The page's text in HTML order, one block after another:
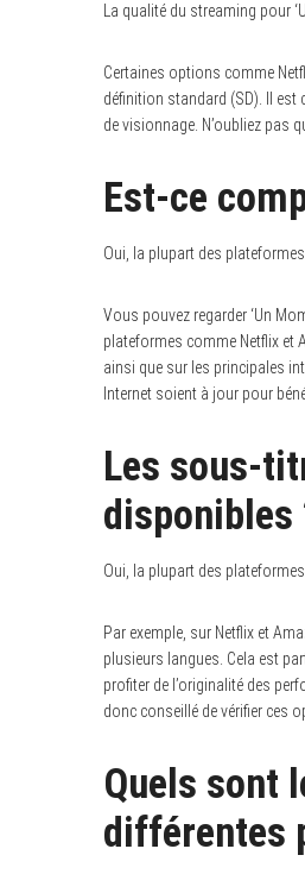
La qualité du streaming pour
Certaines options comme
définition standard (SD). Il est
de visionnage. N’oubliez pas
Est-ce
Oui, la plupart des
Vous pouvez regarder ‘Un
plateformes comme Netflix et
ainsi que sur les principales
Internet soient à jour pour
Les sous-
disponibles
Oui, la plupart des
Par exemple, sur Netflix et
plusieurs langues. Cela est
profiter de l’originalité des
donc conseillé de vérifier ces
Quels sont
différentes